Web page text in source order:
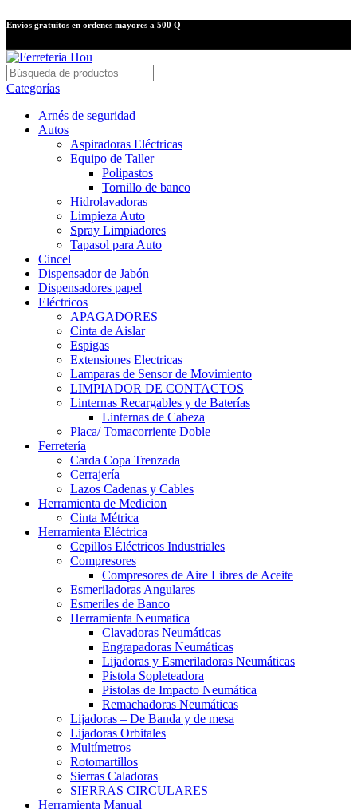
Envíos gratuitos en ordenes mayores a 500 Q
Categorías
Arnés de seguridad
Autos
Aspiradoras Eléctricas
Equipo de Taller
Polipastos
Tornillo de banco
Hidrolavadoras
Limpieza Auto
Spray Limpiadores
Tapasol para Auto
Cincel
Dispensador de Jabón
Dispensadores papel
Eléctricos
APAGADORES
Cinta de Aislar
Espigas
Extensiones Electricas
Lamparas de Sensor de Movimiento
LIMPIADOR DE CONTACTOS
Linternas Recargables y de Baterías
Linternas de Cabeza
Placa/ Tomacorriente Doble
Ferretería
Carda Copa Trenzada
Cerrajería
Lazos Cadenas y Cables
Herramienta de Medicion
Cinta Métrica
Herramienta Eléctrica
Cepillos Eléctricos Industriales
Compresores
Compresores de Aire Libres de Aceite
Esmeriladoras Angulares
Esmeriles de Banco
Herramienta Neumatica
Clavadoras Neumáticas
Engrapadoras Neumáticas
Lijadoras y Esmeriladoras Neumáticas
Pistola Sopleteadora
Pistolas de Impacto Neumática
Remachadoras Neumáticas
Lijadoras – De Banda y de mesa
Lijadoras Orbitales
Multímetros
Rotomartillos
Sierras Caladoras
SIERRAS CIRCULARES
Herramienta Manual